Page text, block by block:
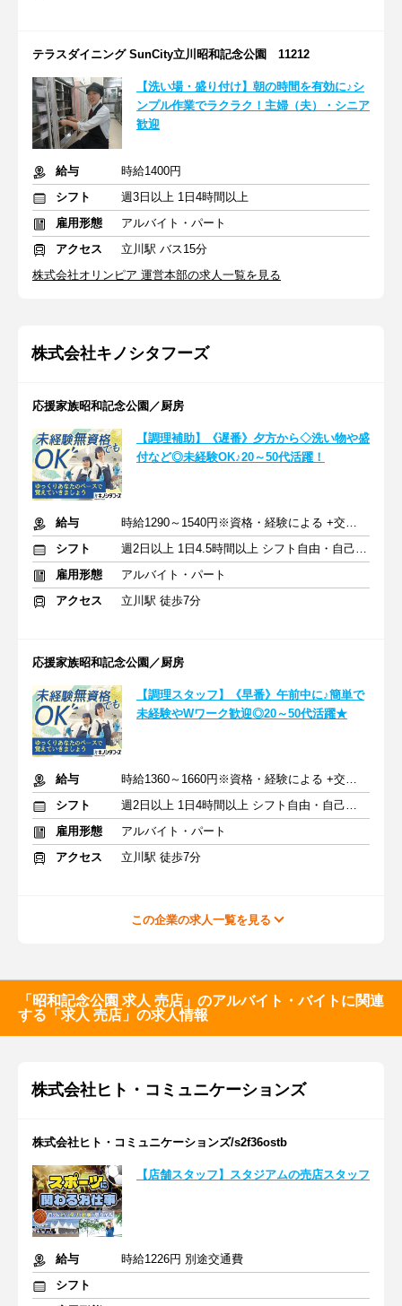
テラスダイニング SunCity立川昭和記念公園 11212
【洗い場・盛り付け】朝の時間を有効に♪シ
ンプル作業でラクラク！主婦（夫）・シニア
歓迎
給与
時給1400円
シフト
週3日以上 1日4時間以上
雇用形態
アルバイト・パート
アクセス
立川駅 バス15分
株式会社オリンピア 運営本部の求人一覧を見る
株式会社キノシタフーズ
応援家族昭和記念公園／厨房
【調理補助】《遅番》夕方から◇洗い物や盛
付など◎未経験OK♪20～50代活躍！
給与
時給1290～1540円※資格・経験による +交通費支給
シフト
週2日以上 1日4.5時間以上 シフト自由・自己申告
雇用形態
アルバイト・パート
アクセス
立川駅 徒歩7分
応援家族昭和記念公園／厨房
【調理スタッフ】《早番》午前中に♪簡単で
未経験やWワーク歓迎◎20～50代活躍★
給与
時給1360～1660円※資格・経験による +交通費支給
シフト
週2日以上 1日4時間以上 シフト自由・自己申告
雇用形態
アルバイト・パート
アクセス
立川駅 徒歩7分
この企業の求人一覧を見る
「昭和記念公園 求人 売店」のアルバイト・バイトに関連
する「求人 売店」の求人情報
株式会社ヒト・コミュニケーションズ
株式会社ヒト・コミュニケーションズ/s2f36ostb
【店舗スタッフ】スタジアムの売店スタッフ
給与
時給1226円 別途交通費
シフト